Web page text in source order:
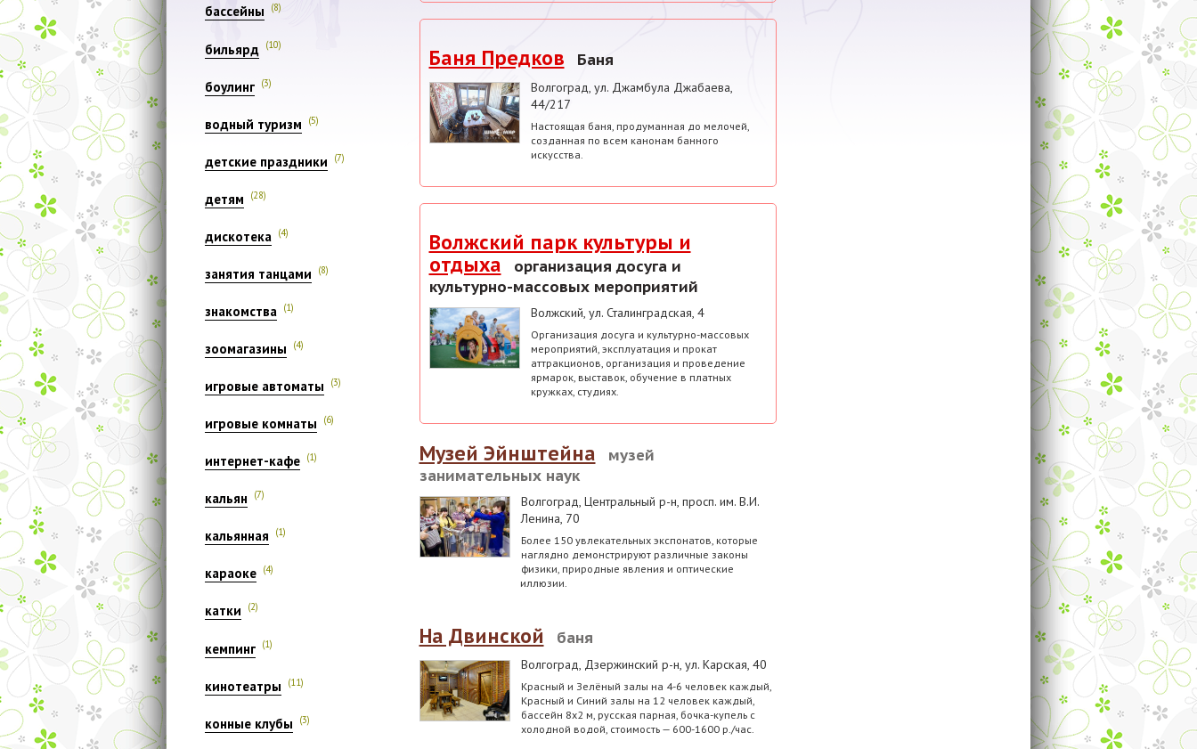
бассейны (8)
бильярд (10)
боулинг (3)
водный туризм (5)
детские праздники (7)
детям (28)
дискотека (4)
занятия танцами (8)
знакомства (1)
зоомагазины (4)
игровые автоматы (3)
игровые комнаты (6)
интернет-кафе (1)
кальян (7)
кальянная (1)
караоке (4)
катки (2)
кемпинг (1)
кинотеатры (11)
конные клубы (3)
Баня Предков Баня
Волгоград, ул. Джамбула Джабаева,
44/217
Настоящая баня, продуманная до мелочей,
созданная по всем канонам банного
искусства.
Волжский парк культуры и
отдыха
организация досуга и
культурно-массовых мероприятий
Волжский ул. Сталинградская, 4
Организация досуга и культурно-массовых
мероприятий, эксплуатация и прокат
аттракционов, организация и проведение
ярмарок, выставок, обучение в платных
кружках, студиях.
Музей Эйнштейна
музей
занимательных наук
Волгоград, Центральный р-н, просп. им. В.И.
Ленина, 70
Более 150 увлекательных экспонатов, которые
наглядно демонстрируют различные законы
физики, природные явления и оптические
иллюзии.
На Двинской баня
Волгоград, Дзержинский р-н, ул. Карская, 40
Красный и Зелёный залы на 4-6 человек каждый,
Красный и Синий залы на 12 человек каждый,
бассейн 8х2 м, русская парная, бочка-купель с
холодной водой, стоимость — 600-1600 р./час.